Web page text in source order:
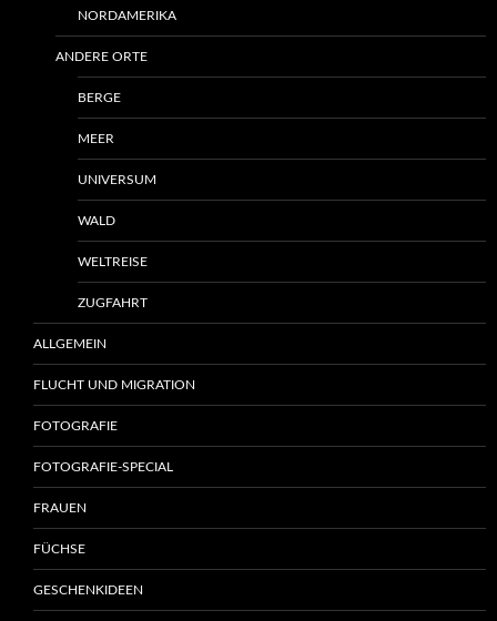
NORDAMERIKA
ANDERE ORTE
BERGE
MEER
UNIVERSUM
WALD
WELTREISE
ZUGFAHRT
ALLGEMEIN
FLUCHT UND MIGRATION
FOTOGRAFIE
FOTOGRAFIE-SPECIAL
FRAUEN
FÜCHSE
GESCHENKIDEEN